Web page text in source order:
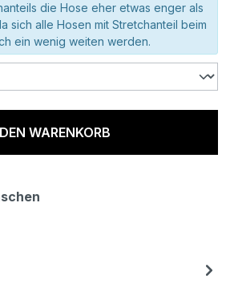
die Hose eher etwas enger als
sich alle Hosen mit Stretchanteil beim
ein wenig weiten werden.
WARENKORB